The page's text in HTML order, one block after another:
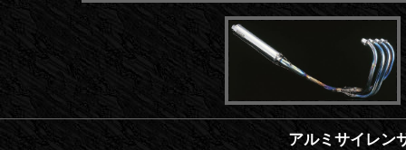
アルミサイレン